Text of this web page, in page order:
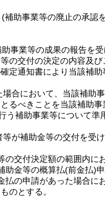
(補助事業等の廃止の承認
事業等の成果の報告を
の交付の決定の内容及
定通知書により当該補助
合において、当該補助
るべきことを当該補助事
う補助事業等について準
が補助金等の交付を受
交付決定額の範囲内に
助金等の概算払(前金払)
払の申請があった場合
のとする。